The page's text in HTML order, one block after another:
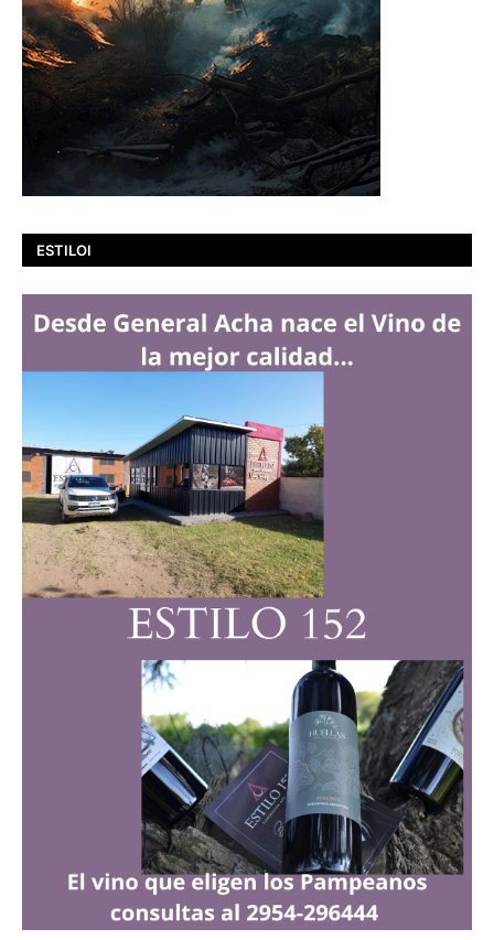
ESTILOI